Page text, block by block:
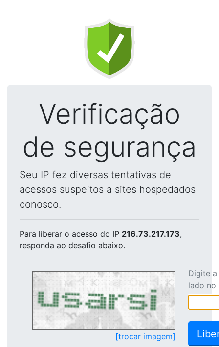
Verificação
de segurança
Seu IP fez diversas tentativas de
acessos suspeitos a sites hospedados
conosco.
Para liberar o acesso do IP 216.73.217.173,
responda ao desafio abaixo.
[trocar imagem]
Digite
lado no